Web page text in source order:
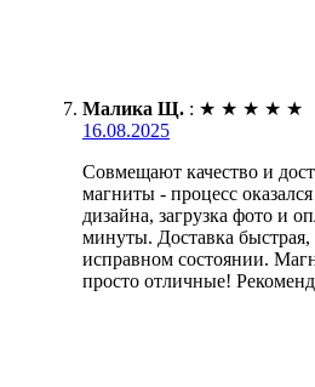
Малика Щ. : ★ ★ ★ ★ ★
16.08.2025
Совмещают качество и
магниты - процесс
дизайна, загрузка фото и
минуты. Доставка
исправном состоянии.
просто отличные!